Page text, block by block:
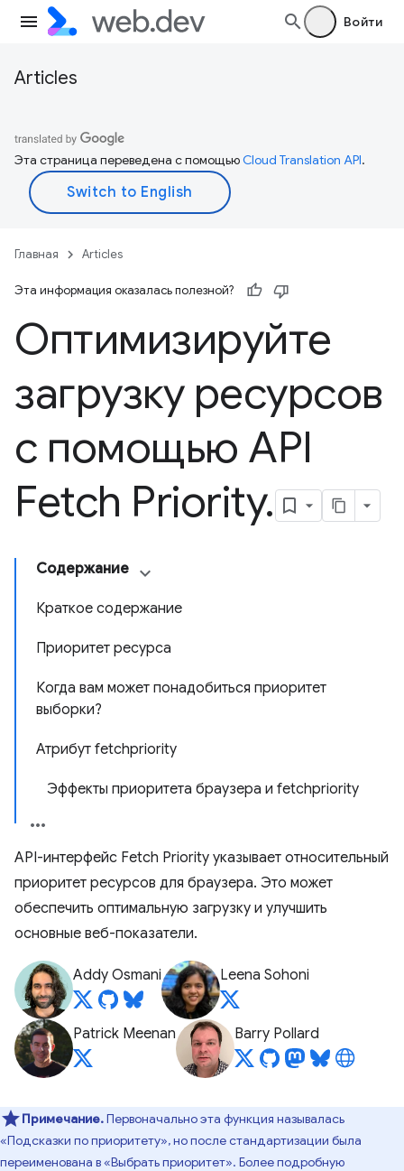
Войти
Articles
Эта страница переведена с помощьюCloud Translation API.
Главная Articles
Эта информация оказалась полезной?
Оптимизируйте
загрузку ресурсов
с помощью API
Fetch Priority.
Содержание
Краткое содержание
Приоритет ресурса
Когда вам может понадобиться приоритет
выборки?
Атрибут fetchpriority
Эффекты приоритета браузера и fetchpriority
API-интерфейс Fetch Priority указывает относительный
приоритет ресурсов для браузера. Это может
обеспечить оптимальную загрузку и улучшить
основные веб-показатели.
Addy Osmani Leena Sohoni
Patrick Meenan Barry Pollard
Примечание.Первоначально эта функция называлась
«Подсказки по приоритету», но после стандартизации была
переименована в «Выбрать приоритет». Более подробную